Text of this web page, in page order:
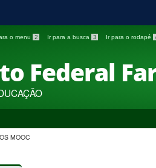
o menu 2 Ir para a busca 3 Ir para o rodapé
Federal
MOOC